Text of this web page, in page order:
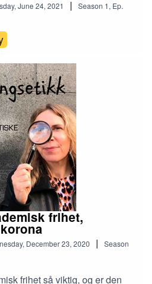
June 24, 2021 | Season 1, Ep.
frihet,
December 23, 2020 |
Season
frihet så viktig, og er den